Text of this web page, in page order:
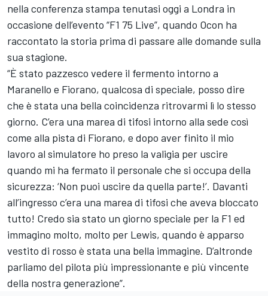
nella conferenza stampa tenutasi oggi a Londra in
occasione dell’evento “F1 75 Live”, quando Ocon ha
raccontato la storia prima di passare alle domande sulla
sua stagione.
“È stato pazzesco vedere il fermento intorno a
Maranello e Fiorano, qualcosa di speciale, posso dire
che è stata una bella coincidenza ritrovarmi lì lo stesso
giorno. C’era una marea di tifosi intorno alla sede così
come alla pista di Fiorano, e dopo aver finito il mio
lavoro al simulatore ho preso la valigia per uscire
quando mi ha fermato il personale che si occupa della
sicurezza: ‘Non puoi uscire da quella parte!’. Davanti
all’ingresso c’era una marea di tifosi che aveva bloccato
tutto! Credo sia stato un giorno speciale per la F1 ed
immagino molto, molto per Lewis, quando è apparso
vestito di rosso è stata una bella immagine. D’altronde
parliamo del pilota più impressionante e più vincente
della nostra generazione”.